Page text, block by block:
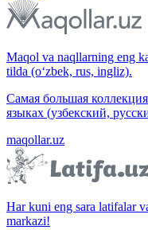
Maqol va naqllarning eng
tilda (o‘zbek, rus, ingliz).
Самая большая
языках (узбекский,
maqollar.uz
Har kuni eng sara latifalar
markazi!